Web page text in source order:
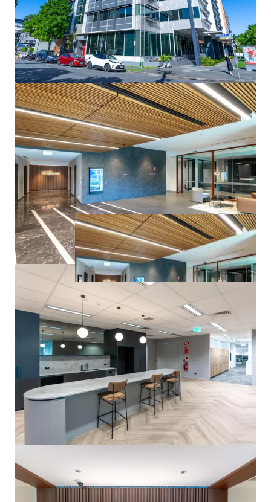
- Opportunity to acquire a high-quality office asset
significantly below replacement cost
144 Montague Road, South Brisbane is for sale via
Expressions of Interest, closing Wednesday 30th July 2025
at 3:00pm (AEST).
* Approximate